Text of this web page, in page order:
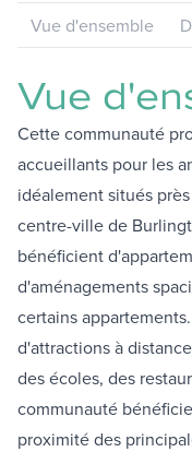
Vue d'ensemble
Vue
Cette communauté
accueillants pour les
idéalement situés
centre-ville de
bénéficient
d'aménagements
certains
d'attractions à
des écoles, des
communauté
proximité des